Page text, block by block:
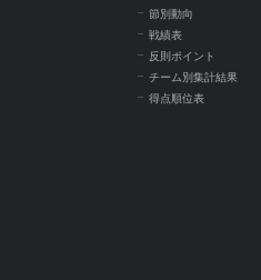
節別動向
戦績表
反則ポイント
チーム別集計結果
得点順位表